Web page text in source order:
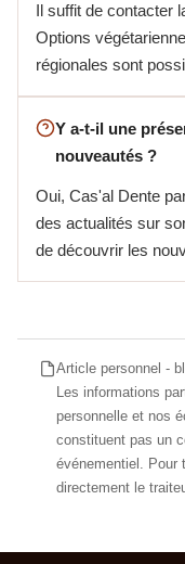
Il suffit de contacter
Options
régionales sont
Y a-t-il une
nouveautés ?
Oui, Cas'al Dente
des actualités sur
de découvrir les
Article personnel -
Les informations
personnelle et nos
constituent pas un
événementiel. Pour
directement le